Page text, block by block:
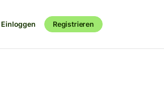
Einloggen Registrieren